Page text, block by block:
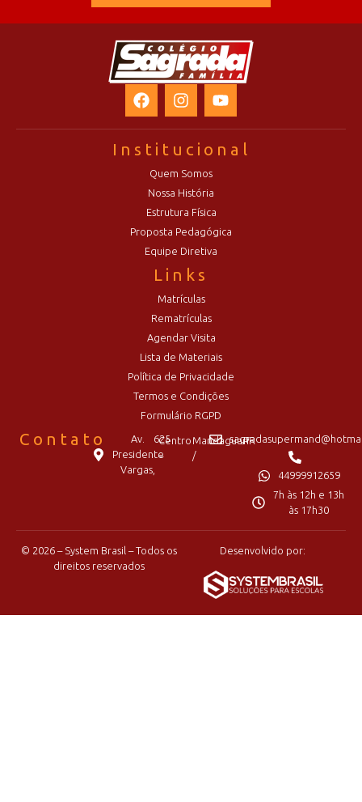
Institucional
Quem Somos
Nossa História
Estrutura Física
Proposta Pedagógica
Equipe Diretiva
Links
Matrículas
Rematrículas
Agendar Visita
Lista de Materiais
Política de Privacidade
Termos e Condições
Formulário RGPD
Contato
Av.
Presidente
Vargas,
625
Centro
–
Mandaguari
/
PR
44999912659
7h às 12h e 13h
às 17h30
© 2026 – System Brasil – Todos os
direitos reservados
Desenvolvido por: